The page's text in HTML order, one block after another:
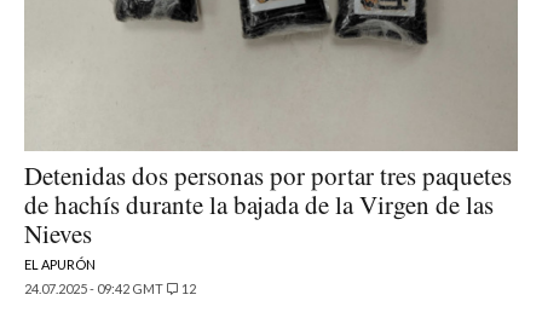
Detenidas dos personas por portar tres paquetes
de hachís durante la bajada de la Virgen de las
Nieves
EL APURÓN
24.07.2025 - 09:42 GMT
12